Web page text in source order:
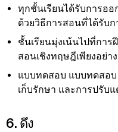
ทุกชั้นเรียนได้รับการอ
ด้วยวิธีการสอนที่ได้รับ
ชั้นเรียนมุ่งเน้นไปที่การ
สอนเชิงทฤษฎีเพียงอย่าง
แบบทดสอบ แบบทดสอบ
เก็บรักษา และการปรับ
6. ดึง